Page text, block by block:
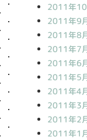
2011年
2011年9
2011年8
2011年7
2011年6
2011年5
2011年4
2011年3
2011年2
2011年1